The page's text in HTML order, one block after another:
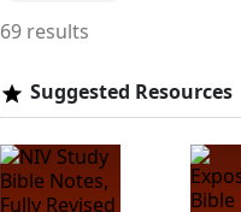
69 results
Suggested Resources